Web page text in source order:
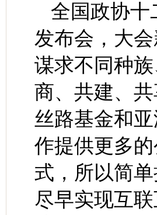
全国政协十
发布会，大
谋求不同种
商、共建、
丝路基金和
作提供更多
式，所以简
尽早实现互